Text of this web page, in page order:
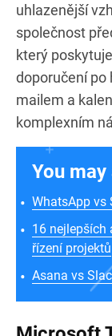
uhlazenější
společnost
který
doporučení po
mailem a
komplexním
You
WhatsApp vs
16 nejlepších
řízení projektů
Asana vs